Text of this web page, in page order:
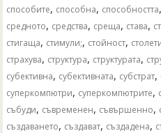
способите, способна, способността,
средното, средства, среща, става,
стигаща, стимули;, стойност,
страхува, структура, структурата,
субективна, субективната, субстрат,
суперкомпютри, суперкомпютрите,
събуди, съвременен, съвършенно,
създаването, създават, създадена,